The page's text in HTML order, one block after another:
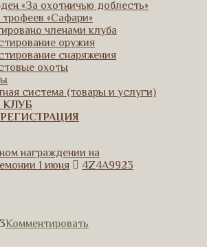
«За охотничью доблесть»
трофеев «Сафари»
членами клуба
оружия
снаряжения
охоты
система (товары и услуги)
КЛУБ
награждении на
1 июня
4Z4A9923
Комментировать